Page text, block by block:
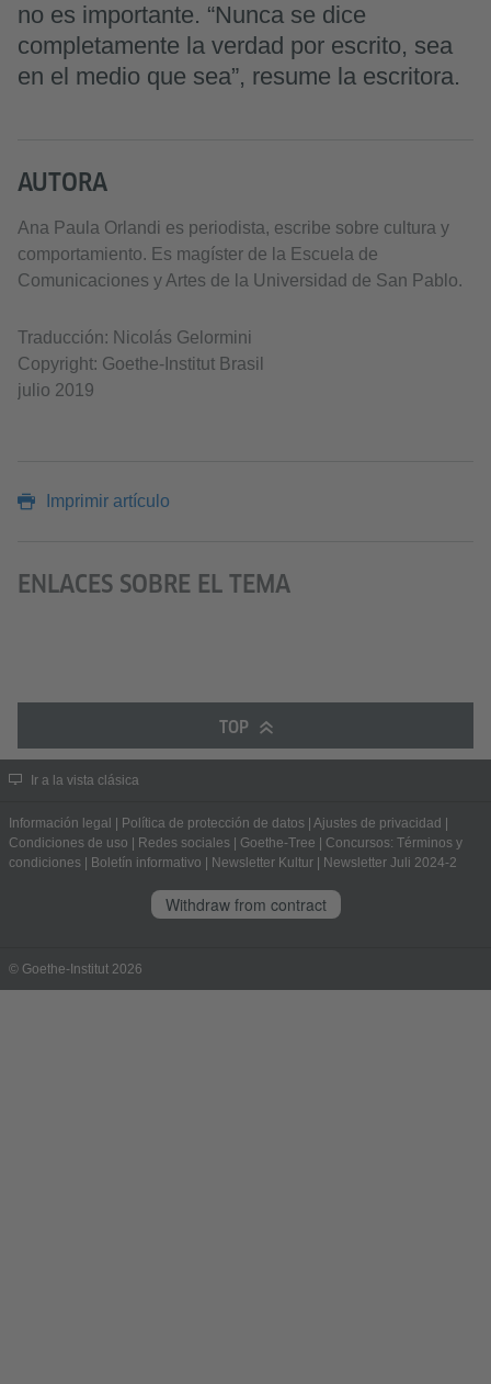
no es importante. “Nunca se dice
completamente la verdad por escrito, sea
en el medio que sea”, resume la escritora.
AUTORA
Ana Paula Orlandi es periodista, escribe sobre cultura y
comportamiento. Es magíster de la Escuela de
Comunicaciones y Artes de la Universidad de San Pablo.
Traducción: Nicolás Gelormini
Copyright: Goethe-Institut Brasil
julio 2019
Imprimir artículo
ENLACES SOBRE EL TEMA
TOP
Ir a la vista clásica
Información legal Política de protección de datos Ajustes de privacidad
Condiciones de uso
Redes sociales Goethe-Tree
Concursos: Términos y
condiciones
Boletín informativo Newsletter Kultur Newsletter Juli 2024-2
Withdraw from contract
© Goethe-Institut 2026